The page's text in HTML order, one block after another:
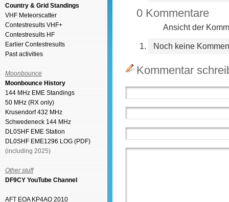
Country & Grid Standings
VHF Meteorscatter
Contestresults VHF+
Contestresults HF
Earlier Contestresults
Past activities
Moonbounce
Moonbounce History
144 MHz EME Standings
50 MHz (RX only)
Krusendorf 432 MHz
Schwedeneck 144 MHz
DL0SHF EME Station
DL0SHF EME1296 LOG (PDF)
(including 2025)
Other stuff
DF9CY YouTube Channel
AFT EOA KP4AO 2010
0 Kommentare
Ansicht der
Noch keine
Kommentar